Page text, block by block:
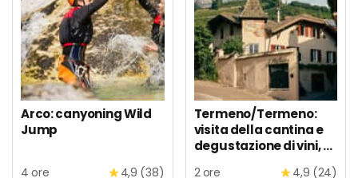
Arco: canyoning Wild
Jump
4 ore 4,9 (38)
Termeno/Termeno:
visita della cantina e
degustazione di vini, J.
2 ore 4,9 (24)